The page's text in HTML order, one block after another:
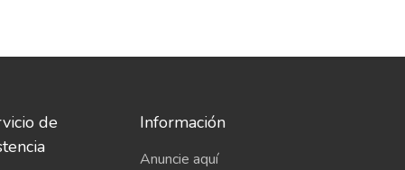
de
Información
Anuncie aquí